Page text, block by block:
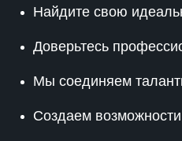
Найдите свою
Доверьтесь
Мы соединяем
Создаем